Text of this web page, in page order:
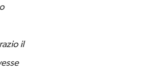
il